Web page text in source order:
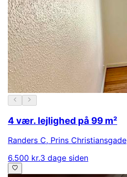
4 vær. lejlighed på 99 m²
Randers C, Prins Christiansgade
6.500 kr.3 dage siden